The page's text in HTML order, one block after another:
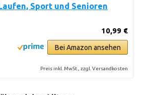
Sport und Senioren
10,99 €
Bei Amazon ansehen
Preis inkl. MwSt., zzgl. Versandkosten